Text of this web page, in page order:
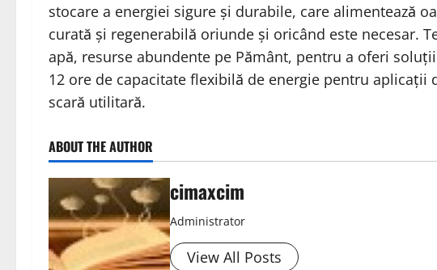
stocare a energiei sigure și durabile, care alimentează
curată și regenerabilă oriunde și oricând este necesar.
apă, resurse abundente pe Pământ, pentru a oferi
12 ore de capacitate flexibilă de energie pentru aplicații
scară utilitară.
ABOUT THE AUTHOR
cimaxcim
Administrator
View All Posts